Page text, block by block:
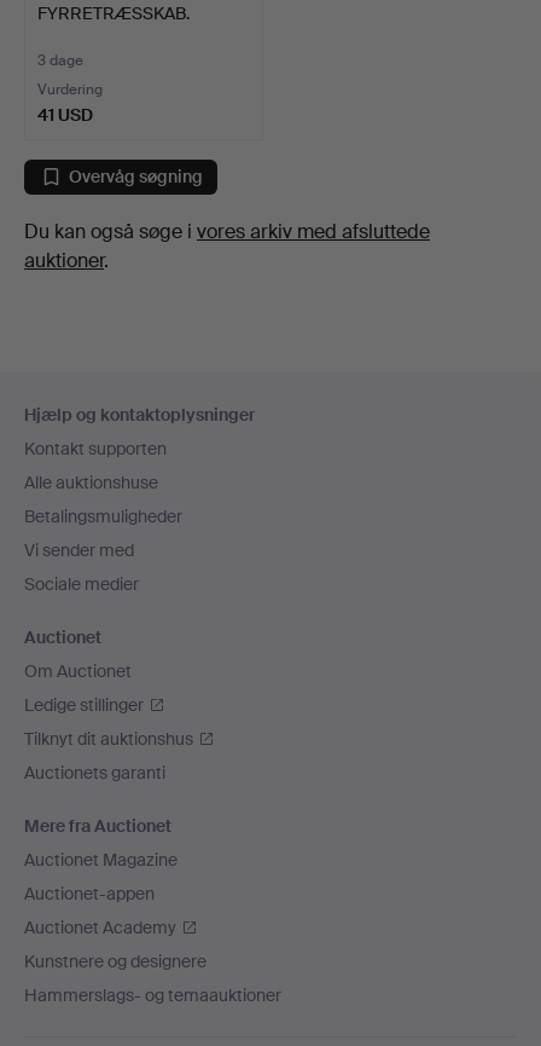
FYRRETRÆSSKAB.
3 dage
Vurdering
41 USD
Overvåg søgning
Du kan også søge i vores arkiv med afsluttede
auktioner.
Hjælp og kontaktoplysninger
Kontakt supporten
Alle auktionshuse
Betalingsmuligheder
Vi sender med
Sociale medier
Auctionet
Om Auctionet
Ledige stillinger
Tilknyt dit auktionshus
Auctionets garanti
Mere fra Auctionet
Auctionet Magazine
Auctionet-appen
Auctionet Academy
Kunstnere og designere
Hammerslags- og temaauktioner